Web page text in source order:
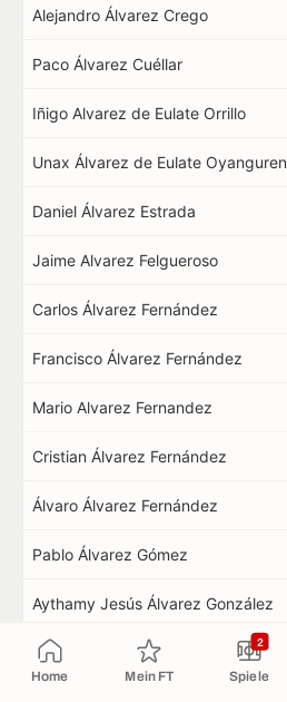
Home Mein FT Spiele
2
Alejandro Álvarez Crego
Paco Álvarez Cuéllar
Iñigo Alvarez de Eulate Orrillo
Unax Álvarez de Eulate Oyanguren
Daniel Álvarez Estrada
Jaime Alvarez Felgueroso
Carlos Álvarez Fernández
Francisco Álvarez Fernández
Mario Alvarez Fernandez
Cristian Álvarez Fernández
Álvaro Álvarez Fernández
Pablo Álvarez Gómez
Aythamy Jesús Álvarez González
Javier Álvarez González